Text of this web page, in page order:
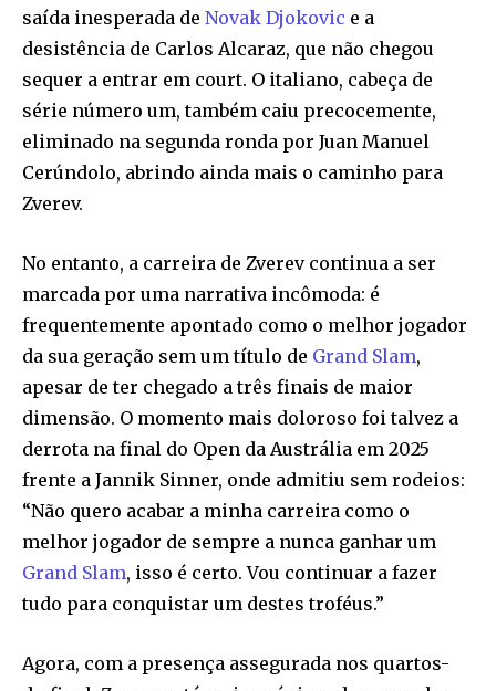
saída inesperada de Novak Djokovic e a
desistência de Carlos Alcaraz, que não chegou
sequer a entrar em court. O italiano, cabeça de
série número um, também caiu precocemente,
eliminado na segunda ronda por Juan Manuel
Cerúndolo, abrindo ainda mais o caminho para
Zverev.
No entanto, a carreira de Zverev continua a ser
marcada por uma narrativa incômoda: é
frequentemente apontado como o melhor jogador
da sua geração sem um título de Grand Slam,
apesar de ter chegado a três finais de maior
dimensão. O momento mais doloroso foi talvez a
derrota na final do Open da Austrália em 2025
frente a Jannik Sinner, onde admitiu sem rodeios:
“Não quero acabar a minha carreira como o
melhor jogador de sempre a nunca ganhar um
Grand Slam, isso é certo. Vou continuar a fazer
tudo para conquistar um destes troféus.”
Agora, com a presença assegurada nos quartos-